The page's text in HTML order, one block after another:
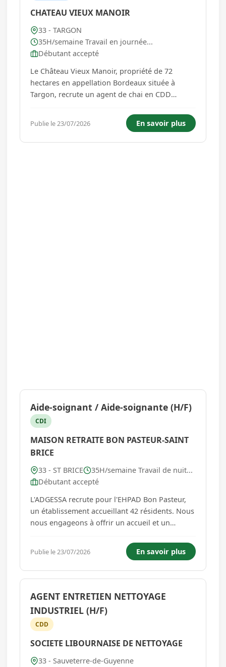
CHATEAU VIEUX MANOIR
33 - TARGON
35H/semaine Travail en journée...
Débutant accepté
Le Château Vieux Manoir, propriété de 72
hectares en appellation Bordeaux située à
Targon, recrute un agent de chai en CDD
propriété appartient au groupe familial
Ballande, présent dans le vignoble bordelais
depuis 1859, dont le pôle vin Ballande W...
Publie le 23/07/2026 En savoir plus
Aide-soignant / Aide-soignante (H/F)
CDI
MAISON RETRAITE BON PASTEUR-SAINT
BRICE
33 - ST BRICE
35H/semaine Travail de nuit...
Débutant accepté
L'ADGESSA recrute pour l'EHPAD Bon Pasteur,
un établissement accueillant 42 résidents. Nous
nous engageons à offrir un accueil et un
de chaque personne, qu'il s'agisse des usagers,
des salariés, des familles, des bénévoles ou des
invités. Travail...
Publie le 23/07/2026 En savoir plus
AGENT ENTRETIEN NETTOYAGE
INDUSTRIEL (H/F)
CDD
SOCIETE LIBOURNAISE DE NETTOYAGE
33 - Sauveterre-de-Guyenne